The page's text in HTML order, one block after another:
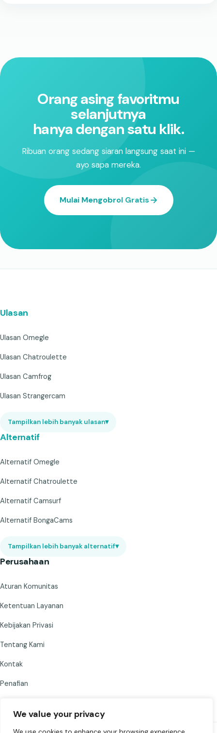
We value your privacy
Orang asing favoritmu
selanjutnya
hanya dengan satu klik.
Ribuan orang sedang siaran langsung saat ini —
ayo sapa mereka.
Mulai Mengobrol Gratis
Ulasan
Ulasan Omegle
Ulasan Chatroulette
Ulasan Camfrog
Ulasan Strangercam
Tampilkan lebih banyak ulasan▾
Alternatif
Alternatif Omegle
Alternatif Chatroulette
Alternatif Camsurf
Alternatif BongaCams
Tampilkan lebih banyak alternatif▾
Perusahaan
Aturan Komunitas
Ketentuan Layanan
Kebijakan Privasi
Tentang Kami
Kontak
Penafian